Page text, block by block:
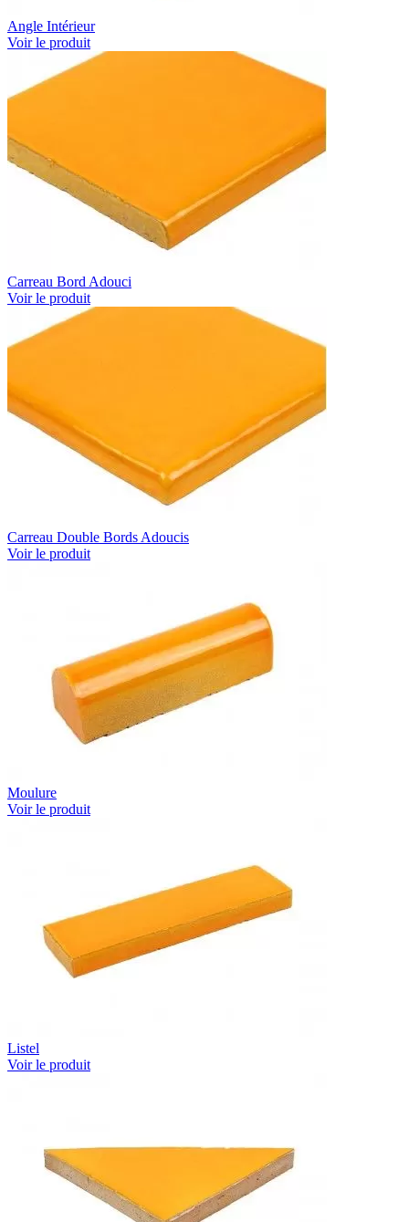
Angle Intérieur
Voir le produit
Carreau Bord Adouci
Voir le produit
Carreau Double Bords Adoucis
Voir le produit
Moulure
Voir le produit
Listel
Voir le produit